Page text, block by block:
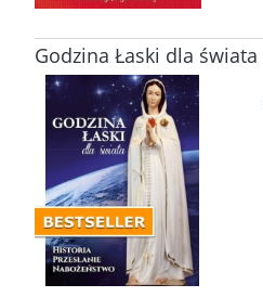
Godzina Łaski dla świata